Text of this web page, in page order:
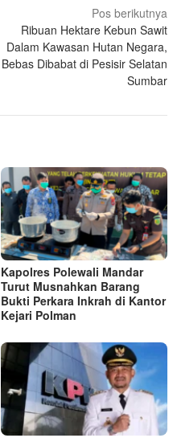
Pos berikutnya
Ribuan Hektare Kebun Sawit
Dalam Kawasan Hutan Negara,
Bebas Dibabat di Pesisir Selatan
Sumbar
Kapolres Polewali Mandar
Turut Musnahkan Barang
Bukti Perkara Inkrah di Kantor
Kejari Polman